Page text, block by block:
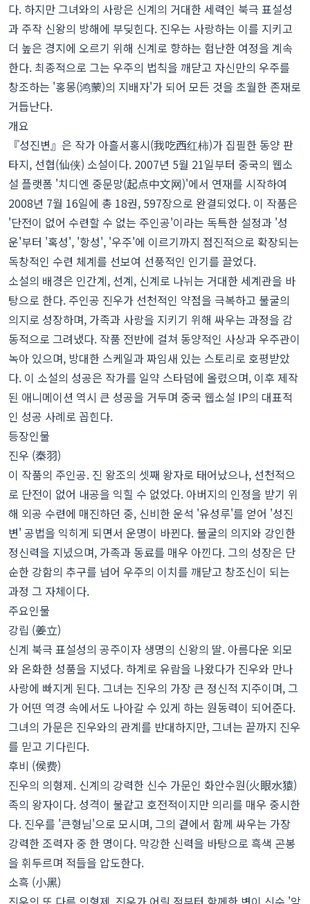
다. 하지만 그녀와의 사랑은 신계의 거대한 세력인 북극 표설성
과 주작 신왕의 방해에 부딪힌다. 진우는 사랑하는 이를 지키고
더 높은 경지에 오르기 위해 신계로 향하는 험난한 여정을 계속
한다. 최종적으로 그는 우주의 법칙을 깨닫고 자신만의 우주를
창조하는 '홍몽(鸿蒙)의 지배자'가 되어 모든 것을 초월한 존재로
거듭난다.
개요
『성진변』은 작가 아흘서홍시(我吃西红柿)가 집필한 동양 판
타지, 선협(仙侠) 소설이다. 2007년 5월 21일부터 중국의 웹소
설 플랫폼 '치디엔 중문망(起点中文网)'에서 연재를 시작하여
2008년 7월 16일에 총 18권, 597장으로 완결되었다. 이 작품은
'단전이 없어 수련할 수 없는 주인공'이라는 독특한 설정과 '성
운'부터 '혹성', '항성', '우주'에 이르기까지 점진적으로 확장되는
독창적인 수련 체계를 선보여 선풍적인 인기를 끌었다.
소설의 배경은 인간계, 선계, 신계로 나뉘는 거대한 세계관을 바
탕으로 한다. 주인공 진우가 선천적인 약점을 극복하고 불굴의
의지로 성장하며, 가족과 사랑을 지키기 위해 싸우는 과정을 감
동적으로 그려냈다. 작품 전반에 걸쳐 동양적인 사상과 우주관이
녹아 있으며, 방대한 스케일과 짜임새 있는 스토리로 호평받았
다. 이 소설의 성공은 작가를 일약 스타덤에 올렸으며, 이후 제작
된 애니메이션 역시 큰 성공을 거두며 중국 웹소설 IP의 대표적
인 성공 사례로 꼽힌다.
등장인물
진우 (秦羽)
이 작품의 주인공. 진 왕조의 셋째 왕자로 태어났으나, 선천적으
로 단전이 없어 내공을 익힐 수 없었다. 아버지의 인정을 받기 위
해 외공 수련에 매진하던 중, 신비한 운석 '유성루'를 얻어 '성진
변' 공법을 익히게 되면서 운명이 바뀐다. 불굴의 의지와 강인한
정신력을 지녔으며, 가족과 동료를 매우 아낀다. 그의 성장은 단
순한 강함의 추구를 넘어 우주의 이치를 깨닫고 창조신이 되는
과정 그 자체이다.
주요인물
강립 (姜立)
신계 북극 표설성의 공주이자 생명의 신왕의 딸. 아름다운 외모
와 온화한 성품을 지녔다. 하계로 유람을 나왔다가 진우와 만나
사랑에 빠지게 된다. 그녀는 진우의 가장 큰 정신적 지주이며, 그
가 어떤 역경 속에서도 나아갈 수 있게 하는 원동력이 되어준다.
그녀의 가문은 진우와의 관계를 반대하지만, 그녀는 끝까지 진우
를 믿고 기다린다.
후비 (侯费)
진우의 의형제. 신계의 강력한 신수 가문인 화안수원(火眼水猿)
족의 왕자이다. 성격이 불같고 호전적이지만 의리를 매우 중시한
다. 진우를 '큰형님'으로 모시며, 그의 곁에서 함께 싸우는 가장
강력한 조력자 중 한 명이다. 막강한 신력을 바탕으로 흑색 곤봉
을 휘두르며 적들을 압도한다.
소흑 (小黑)